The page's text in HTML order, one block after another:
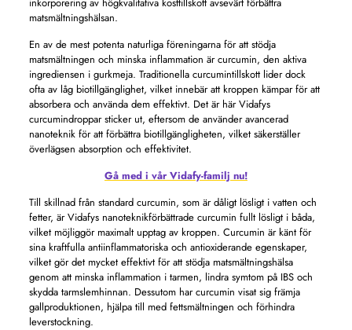
matsmältningshälsan.
En av de mest potenta naturliga föreningarna för att stödja
matsmältningen och minska inflammation är curcumin, den aktiva
ingrediensen i gurkmeja. Traditionella curcumintillskott lider dock
ofta av låg biotillgänglighet, vilket innebär att kroppen kämpar för att
absorbera och använda dem effektivt. Det är här Vidafys
curcumindroppar sticker ut, eftersom de använder avancerad
nanoteknik för att förbättra biotillgängligheten, vilket säkerställer
överlägsen absorption och effektivitet.
Gå med i vår Vidafy-familj nu!
Till skillnad från standard curcumin, som är dåligt lösligt i vatten och
fetter, är Vidafys nanoteknikförbättrade curcumin fullt lösligt i båda,
vilket möjliggör maximalt upptag av kroppen. Curcumin är känt för
sina kraftfulla antiinflammatoriska och antioxiderande egenskaper,
vilket gör det mycket effektivt för att stödja matsmältningshälsa
genom att minska inflammation i tarmen, lindra symtom på IBS och
skydda tarmslemhinnan. Dessutom har curcumin visat sig främja
gallproduktionen, hjälpa till med fettsmältningen och förhindra
leverstockning.